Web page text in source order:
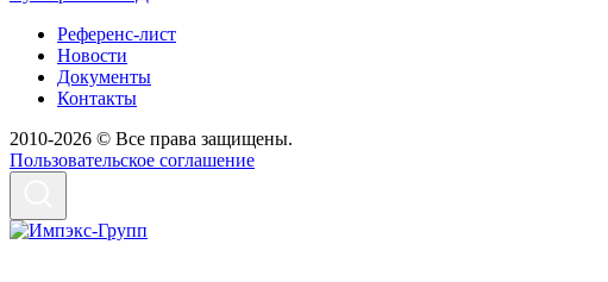
Референс-лист
Новости
Документы
Контакты
2010-2026 © Все права защищены.
Пользовательское соглашение